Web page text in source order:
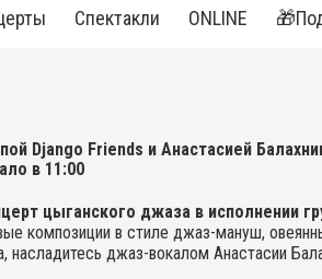
джаз
рок-н-
Спектакли
музыку
Книжные
ONLINE
Django Friends и Анастасией
в 11:00
цыганского джаза в исполнении
композиции в стиле джаз-мануш,
насладитесь джаз-вокалом Анастасии